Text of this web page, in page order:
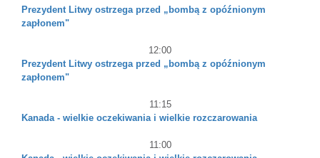
Prezydent Litwy ostrzega przed „bombą z opóźnionym
zapłonem"
12:00
Prezydent Litwy ostrzega przed „bombą z opóźnionym
zapłonem"
11:15
Kanada - wielkie oczekiwania i wielkie rozczarowania
11:00